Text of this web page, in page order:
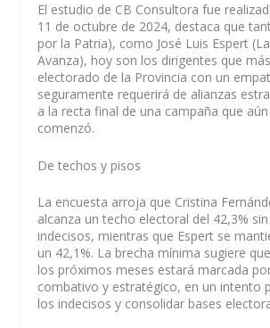
El estudio de CB Consultora fue
11 de octubre de 2024, destaca que
por la Patria), como José Luis Espert
Avanza), hoy son los dirigentes que
electorado de la Provincia con un
seguramente requerirá de alianzas
a la recta final de una campaña que
comenzó.
De techos y pisos
La encuesta arroja que Cristina
alcanza un techo electoral del 42,3%
indecisos, mientras que Espert se
un 42,1%. La brecha mínima sugiere
los próximos meses estará marcada
combativo y estratégico, en un intento
los indecisos y consolidar bases